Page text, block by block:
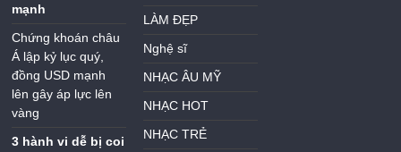
mạnh
Chứng khoán châu
Á lập kỷ lục quý,
đồng USD mạnh
lên gây áp lực lên
vàng
3 hành vi dễ bị coi
LÀM ĐẸP
Nghệ sĩ
NHẠC ÂU MỸ
NHẠC HOT
NHẠC TRẺ